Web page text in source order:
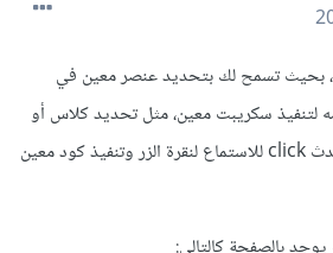
بحيث تسمح لك بتحديد عنصر معين في
سكريبت معين، مثل تحديد كلاس أو
ID لزر الإعجاب ثم وضع حدث click للاستماع لنقرة الزر وتنفيذ كود معين